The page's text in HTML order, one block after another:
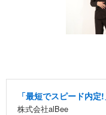
「最短でスピード内
株式会社alBee